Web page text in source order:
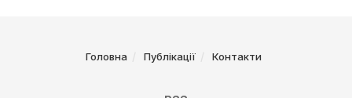
Головна Публікації Контакти